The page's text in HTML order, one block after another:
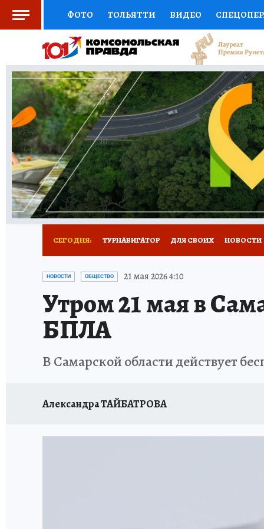
ФОТО ТОЛЬЯТТИ ВИДЕО
СОЦПОДДЕРЖКА НАУКА СПОРТ
ВЫБОР ЭКСПЕРТОВ ДОКТОР
КНИЖНАЯ ПОЛКА ПРОГНОЗЫ НА СПОРТ
ПРЕСС-ЦЕНТР НЕДВИЖИМОСТЬ
КОЛЛЕКЦИИ КП РЕКЛАМА ОБЪЯВЛЕНИЯ
СЕГОДНЯ: ТУРНАВИГАТОР ДЛЯ СВОИХ НОВОСТИ
НАДЕЖНЫЕ РАБОТОДАТЕЛИ
НОВЫЙ ГОД В САМАРЕ КП В МАХ
КУЙБЫШЕВ - ФРОНТУ
ЗАПОВЕДНАЯ РОССИЯ СЧАСТЬЕ В СЕМЬЕ
НОВОСТИ ОБЩЕСТВО 21 мая 2026 4:10
Утром 21 мая в
БПЛА
В Самарской области действует
Александра ТАЙБАТРОВА